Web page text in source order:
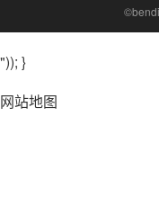
")); }
网站地图